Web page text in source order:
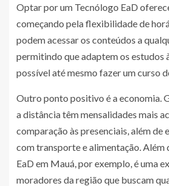
Optar por um Tecnólogo EaD
começando pela flexibilidade de
podem acessar os conteúdos a
permitindo que adaptem os estudos
possível até mesmo fazer um curso
Outro ponto positivo é a economia.
a distância têm mensalidades mais
comparação às presenciais, além de
com transporte e alimentação. Além
EaD em Mauá, por exemplo, é uma
moradores da região que buscam